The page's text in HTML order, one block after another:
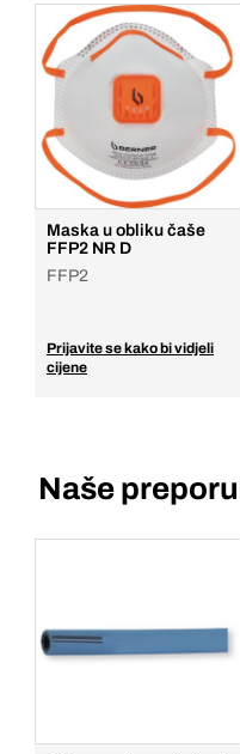
Maska u obliku čaše
FFP2 NR D
FFP2
Prijavite se kako bi vidjeli
cijene
Naše